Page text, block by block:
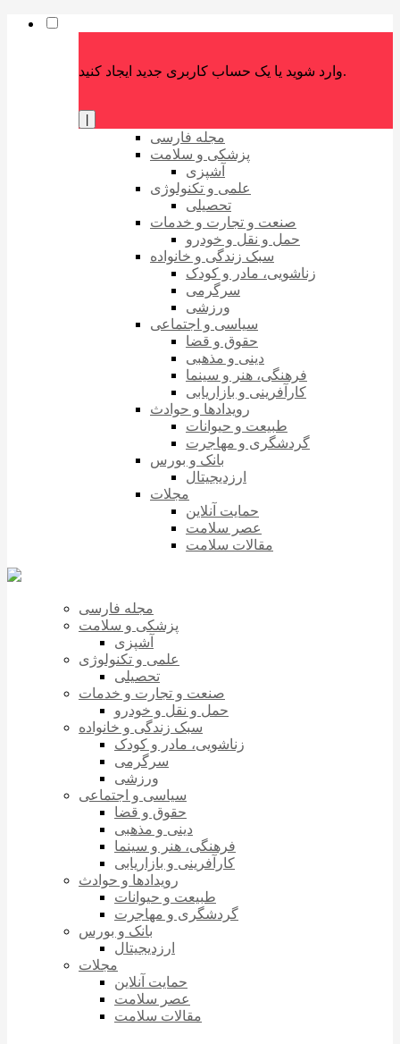
وارد شوید یا یک حساب کاربری جدید ایجاد کنید.
مجله فارسی
پزشکی و سلامت
آشپزی
علمی و تکنولوژی
تحصیلی
صنعت و تجارت و خدمات
حمل و نقل و خودرو
سبک زندگی و خانواده
زناشویی، مادر و کودک
سرگرمی
ورزشی
سیاسی و اجتماعی
حقوق و قضا
دینی و مذهبی
فرهنگی، هنر و سینما
کارآفرینی و بازاریابی
رویدادها و حوادث
طبیعت و حیوانات
گردشگری و مهاجرت
بانک و بورس
ارزدیجیتال
مجلات
حمایت آنلاین
عصر سلامت
مقالات سلامت
مجله فارسی
پزشکی و سلامت
آشپزی
علمی و تکنولوژی
تحصیلی
صنعت و تجارت و خدمات
حمل و نقل و خودرو
سبک زندگی و خانواده
زناشویی، مادر و کودک
سرگرمی
ورزشی
سیاسی و اجتماعی
حقوق و قضا
دینی و مذهبی
فرهنگی، هنر و سینما
کارآفرینی و بازاریابی
رویدادها و حوادث
طبیعت و حیوانات
گردشگری و مهاجرت
بانک و بورس
ارزدیجیتال
مجلات
حمایت آنلاین
عصر سلامت
مقالات سلامت